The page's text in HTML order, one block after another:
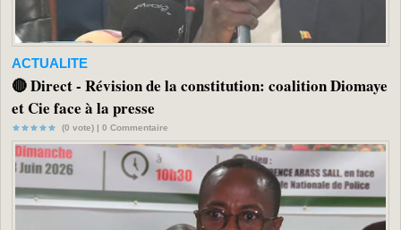
ACTUALITE
🔴 Direct - Révision de la constitution: coalition Diomaye
et Cie face à la presse
(0 vote) | 0 Commentaire